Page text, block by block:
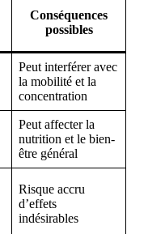
Conséquences
possibles
Peut interférer avec
la mobilité et la
concentration
Peut affecter la
nutrition et le bien-
être général
Risque accru
d’effets
indésirables